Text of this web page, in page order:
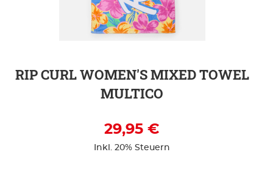
RIP CURL WOMEN'S MIXED TOWEL
MULTICO
29,95 €
Inkl. 20% Steuern
ZUR DETAILSEITE